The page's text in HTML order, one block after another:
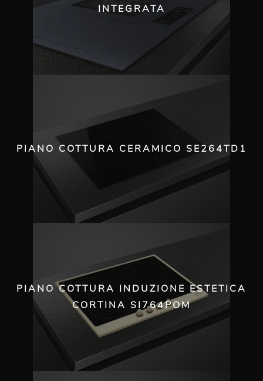
INTEGRATA
PIANO COTTURA CERAMICO SE264TD1
PIANO COTTURA INDUZIONE ESTETICA
CORTINA SI764POM